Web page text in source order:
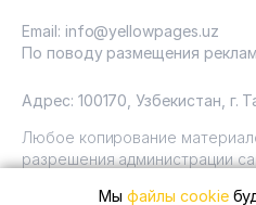
Email: info@yellowpages.uz
По поводу размещения
Адрес: 100170, Узбекистан, г.
Любое копирование
разрешения администрации
Copyright © Yellow Pages
Мыфайлы cookie